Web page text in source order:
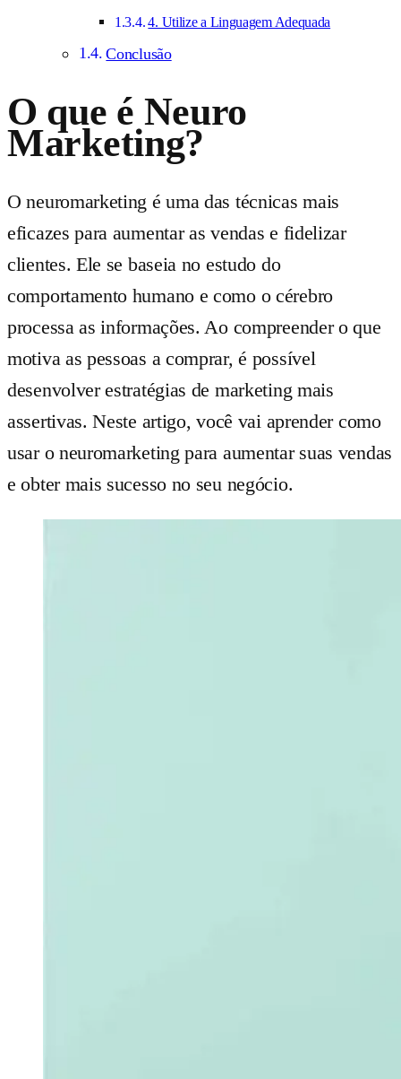
4. Utilize a Linguagem Adequada
Conclusão
O que é Neuro
Marketing?
O neuromarketing é uma das técnicas mais
eficazes para aumentar as vendas e fidelizar
clientes. Ele se baseia no estudo do
comportamento humano e como o cérebro
processa as informações. Ao compreender o que
motiva as pessoas a comprar, é possível
desenvolver estratégias de marketing mais
assertivas. Neste artigo, você vai aprender como
usar o neuromarketing para aumentar suas vendas
e obter mais sucesso no seu negócio.